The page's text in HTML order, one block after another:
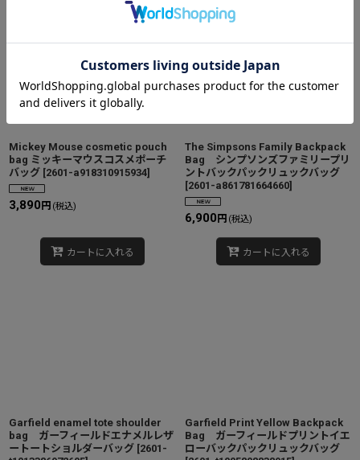
Mickey Mouse cosmetic pouch
bag ミッキーマウスコスメポーチ
バッグ [2601-a918310915934]
3,890 円 (税込)
カートに入れる
The Simpsons Family Backpack
Bag シンプソンズファミリープリ
ントバックパックリュックバッグ
[2601-a861781664660]
6,900 円 (税込)
カートに入れる
Garfield enamel tote shoulder
bag ガーフィールドエナメルレザ
ートートショルダーバッグ [2601-
Garfield Print Yellow Backpack
Bag ガーフィールドプリントイエ
ローバックパックリュックバッグ